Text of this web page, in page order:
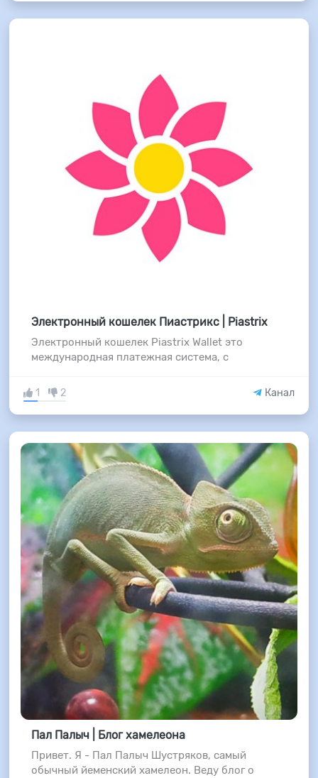
Электронный кошелек Пиастрикс | Piastrix
Электронный кошелек Piastrix Wallet это
международная платежная система, с
1 2 Канал
Пал Палыч | Блог хамелеона
Привет. Я - Пал Палыч Шустряков, самый
обычный йеменский хамелеон. Веду блог о